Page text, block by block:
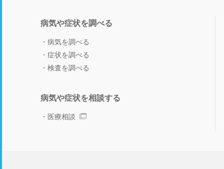
病気や症状を調べる
病気を調べる
症状を調べる
検査を調べる
病気や症状を相談する
医療相談